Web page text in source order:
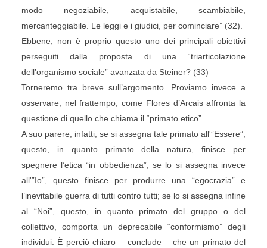
modo negoziabile, acquistabile, scambiabile,
mercanteggiabile. Le leggi e i giudici, per cominciare” (32).
Ebbene, non è proprio questo uno dei principali obiettivi
perseguiti dalla proposta di una “triarticolazione
dell’organismo sociale” avanzata da Steiner? (33)
Torneremo tra breve sull’argomento. Proviamo invece a
osservare, nel frattempo, come Flores d’Arcais affronta la
questione di quello che chiama il “primato etico”.
A suo parere, infatti, se si assegna tale primato all'”Essere”,
questo, in quanto primato della natura, finisce per
spegnere l’etica “in obbedienza”; se lo si assegna invece
all'”Io”, questo finisce per produrre una “egocrazia” e
l’inevitabile guerra di tutti contro tutti; se lo si assegna infine
al “Noi”, questo, in quanto primato del gruppo o del
collettivo, comporta un deprecabile “conformismo” degli
individui. È perciò chiaro – conclude – che un primato del